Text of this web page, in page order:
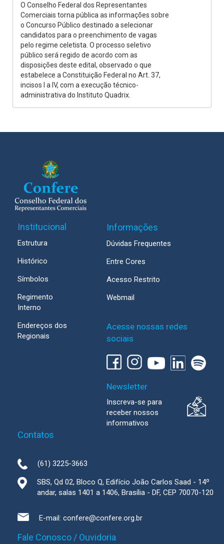
O Conselho Federal dos Representantes
Comerciais torna pública as informações sobre
o Concurso Público destinado a selecionar
candidatos para o preenchimento de vagas
pelo regime celetista. O processo seletivo
público será regido de acordo com as
disposições deste edital, observado o que
estabelece a Constituição Federal no Art. 37,
incisos I a IV, com a execução técnico-
administrativa do Instituto Quadrix.
Institucional
Estrutura
Histórico
Símbolos
Regimento
Interno
Endereços dos
Regionais
Informações
Dúvidas Frequentes
Entre Cores
Acesso Restrito
Webmail
Acesse nossas redes
sociais
Newsletter
Inscreva-se para
receber nossos
informativos
Contatos
(61) 3225-3663
SBS, Qd 02, Bloco Q, Edifício João Carlos Saad - 14º
andar, salas 1401 a 1406, Brasília - DF, CEP 70070-120
E-mail: confere@confere.org.br
Fale Conosco / Ouvidoria